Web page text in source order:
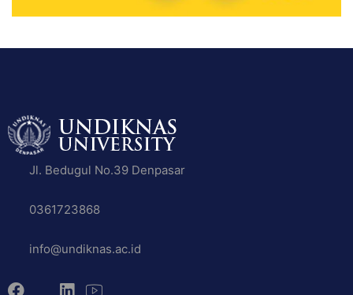
Jl. Bedugul No.39 Denpasar
0361723868
info@undiknas.ac.id